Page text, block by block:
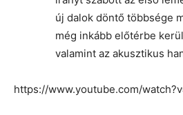
új dalok döntő többsége
még inkább előtérbe
valamint az akusztikus
https://www.youtube.com/